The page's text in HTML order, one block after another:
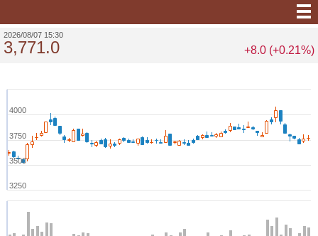
2026/08/07 15:30
3,771.0 +8.0 (+0.21%)
3250
3500
3750
4000